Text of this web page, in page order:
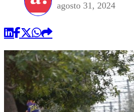
agosto 31, 2024